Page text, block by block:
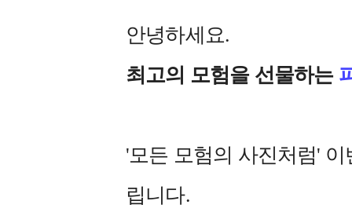
안녕하세요.
최고의 모험을 선물하는
'모든 모험의 사진처럼'
립니다.